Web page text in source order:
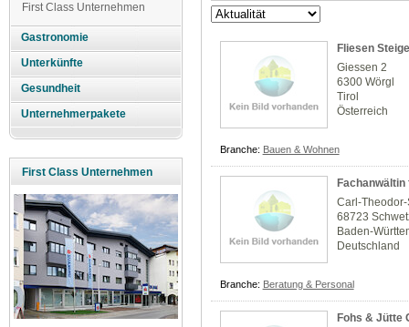
First Class Unternehmen
Gastronomie
Unterkünfte
Gesundheit
Unternehmerpakete
First Class Unternehmen
Fliesen
Giessen 2
6300 Wörgl
Tirol
Österreich
Branche: Bauen & Wohnen
Carl-
68723
Baden-
Deutschland
Branche: Beratung & Personal
Fohs & Jütte